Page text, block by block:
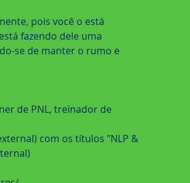
pois você o está
fazendo dele uma
se de manter o rumo e
de PNL, treinador de
com os títulos "NLP &